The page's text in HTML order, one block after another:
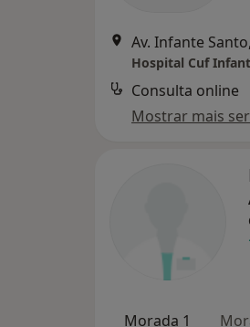
Av. Infante
Hospital Cuf
Consulta online
Mostrar mais
Morada 1